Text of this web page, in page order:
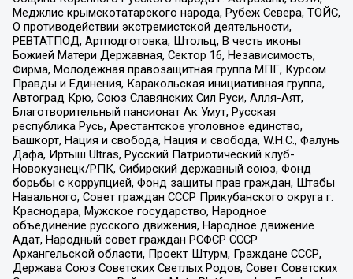
Меджлис крымскотатарского народа, Рубеж Севера, ТОЙС,
О противодействии экстремистской деятельности,
РЕВТАТПОД, Артподготовка, Штольц, В честь иконы
Божией Матери Державная, Сектор 16, Независимость,
Фирма, Молодежная правозащитная группа МПГ, Курсом
Правды и Единения, Каракольская инициативная группа,
Автоград Крю, Союз Славянских Сил Руси, Алля-Аят,
Благотворительный пансионат Ак Умут, Русская
республика Русь, Арестантское уголовное единство,
Башкорт, Нация и свобода, Нация и свобода, W.H.С., Фалунь
Дафа, Иртыш Ultras, Русский Патриотический клуб-
Новокузнецк/РПК, Сибирский державный союз, Фонд
борьбы с коррупцией, Фонд защиты прав граждан, Штабы
Навального, Совет граждан СССР Прикубанского округа г.
Краснодара, Мужское государство, Народное
объединение русского движения, Народное движение
Адат, Народный совет граждан РСФСР СССР
Архангельской области, Проект Штурм, Граждане СССР,
Держава Союз Советских Светлых Родов, Совет Советских